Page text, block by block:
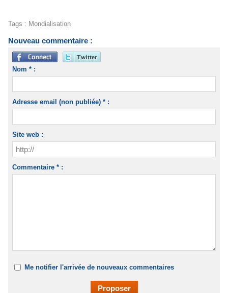
Tags : Mondialisation
Nouveau commentaire :
Nom * :
Adresse email (non publiée) * :
Site web :
Commentaire * :
Me notifier l'arrivée de nouveaux commentaires